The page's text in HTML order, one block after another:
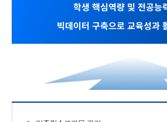
학생 핵심역량 및 전공능
빅데이터 구축으로 교육성과